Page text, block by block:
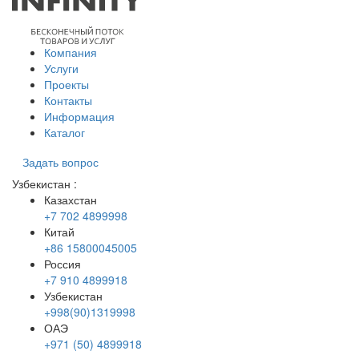
Компания
Услуги
Проекты
Контакты
Информация
Каталог
Задать вопрос
Узбекистан :
Казахстан
+7 702 4899998
Китай
+86 15800045005
Россия
+7 910 4899918
Узбекистан
+998(90)1319998
ОАЭ
+971 (50) 4899918